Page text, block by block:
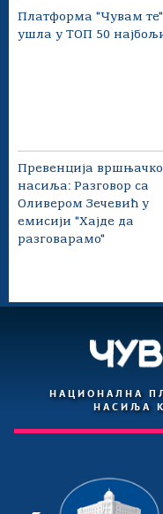
Платформа "Чувам те"
ушла у ТОП 50
Превенција
насиља: Разговор са
Оливером Зечевић у
емисији "Хајде да
разговарамо"
НАЦИОНАЛНА
НАСИЉА